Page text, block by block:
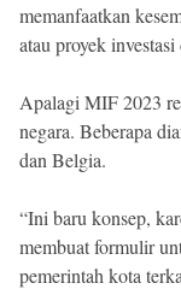
memanfaatkan
atau proyek
Apalagi MIF 2023
negara. Beberapa
dan Belgia.
“Ini baru konsep,
membuat formulir
pemerintah kota